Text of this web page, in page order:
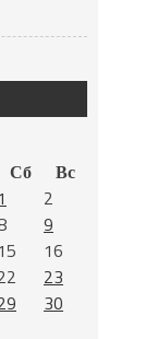
Сб
Вс
2
9
16
23
30